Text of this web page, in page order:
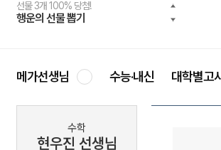
선물 3개 100% 당첨!
행운의 선물 뽑기
선물 100% 증정!
메가스터디 X 올리브
여름방학 스터디 캐시백
메가런 썸머스쿨
2027 러셀 단과
강사 공개선발
스마트러닝앱
설문 EVENT
메가패스
3일 무료 체험권
메가패스 수강생 무료혜택!
메가클럽 멤버십
사회공헌 캠페인
희망이룸 메가나눔
메가선생님 수능·내신 대학별고
수학
현우진 선생님